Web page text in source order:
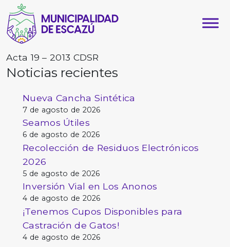
Acta 19 – 2013 CDSR
Noticias recientes
Nueva Cancha Sintética
7 de agosto de 2026
Seamos Útiles
6 de agosto de 2026
Recolección de Residuos Electrónicos
2026
5 de agosto de 2026
Inversión Vial en Los Anonos
4 de agosto de 2026
¡Tenemos Cupos Disponibles para
Castración de Gatos!
4 de agosto de 2026